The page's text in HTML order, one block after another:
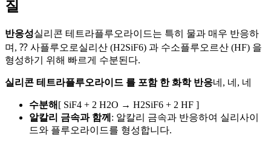
질
반응성실리콘 테트라플루오라이드는 특히 물과 매우 반응하
며, ⁇ 사플루오로실리산 (H2SiF6) 과 수소플루오르산 (HF) 을
형성하기 위해 빠르게 수분된다.
실리콘 테트라플루오라이드 를 포함 한 화학 반응네, 네, 네
수분해 [ SiF4 + 2 H2O → H2SiF6 + 2 HF ]
알칼리 금속과 함께 : 알칼리 금속과 반응하여 실리사이
드와 플루오라이드를 형성합니다.